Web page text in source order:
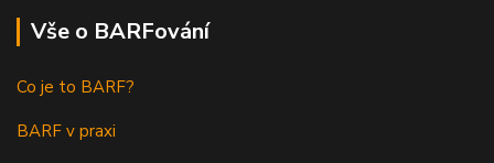
Vše o BARFování
Co je to BARF?
BARF v praxi